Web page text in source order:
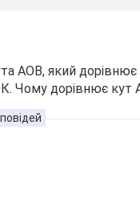
АОВ, який дорівнює
Чому дорівнює кут